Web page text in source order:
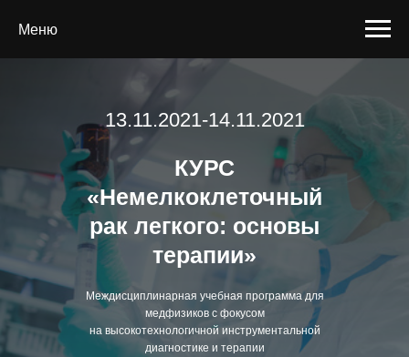
Меню
13.11.2021-14.11.2021
КУРС
«Немелкоклеточный
рак легкого: основы
терапии»
Междисциплинарная учебная программа для
медфизиков с фокусом
на высокотехнологичной инструментальной
диагностике и терапии